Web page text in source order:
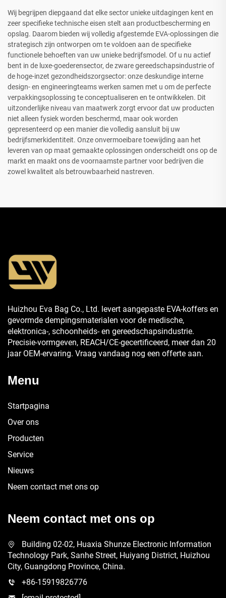
Wij begrijpen diepgaand dat elke sector unieke uitdagingen kent en
zeer specifieke technische eisen stelt aan productbescherming en
opslag. Daarom bieden wij volledig afgestemde EVA-oplossingen die
strategisch zijn ontworpen om te voldoen aan de specifieke
functionele behoeften van uw unieke bedrijfsmodel. Of u nu actief
bent in de luxe-goederensector, de zware gereedschapsindustrie of
de hoge-inzet gezondheidszorgsector: onze deskundige interne
design- en engineeringteams werken samen met u om de perfecte
verpakkingsoplossing te conceptualiseren en te ontwikkelen. Dit
uitzonderlijke niveau van maatwerk zorgt ervoor dat uw producten
niet alleen fysiek worden beschermd, maar ook worden
gepresenteerd op een manier die volledig aansluit bij uw
bedrijfsmerkidentiteit. Onze onvermoeibare toewijding aan het
leveren van op maat gemaakte oplossingen onderscheidt ons op de
markt en maakt ons de voornaamste partner voor bedrijven die
zowel kwaliteit als betrouwbaarheid nastreven.
Huizhou Eva Bag Co., Ltd. levert aangepaste EVA-koffers en
gevormde dempingsmaterialen voor de medische,
elektronica-, schoonheids- en gereedschapsindustrie.
Precisie-vormgeven, REACH/CE-gecertificeerd, meer dan 20
jaar OEM-ervaring. Vraag vandaag nog een offerte aan.
Menu
Startpagina
Over ons
Producten
Service
Nieuws
Neem contact met ons op
Neem contact met ons op
Building 02-02, Huaxia Shunze Electronic Information
Technology Park, Sanhe Street, Huiyang District, Huizhou
City, Guangdong Province, China.
+86-15919826776